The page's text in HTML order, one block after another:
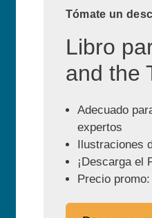
Tómate un
Libro
and the
Adecuado
expertos
Ilustraciones
¡Descarga el
Precio promo: